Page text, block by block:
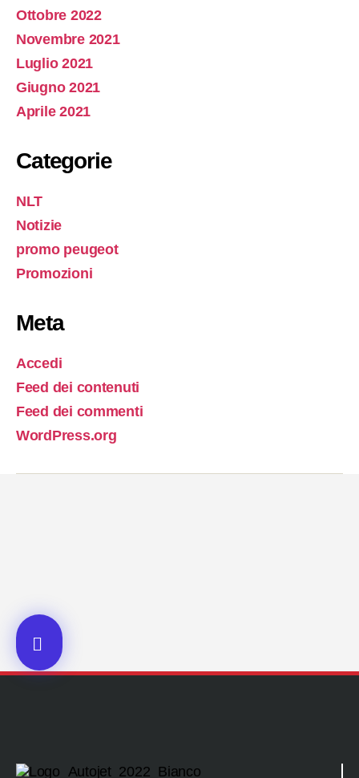
Ottobre 2022
Novembre 2021
Luglio 2021
Giugno 2021
Aprile 2021
Categorie
NLT
Notizie
promo peugeot
Promozioni
Meta
Accedi
Feed dei contenuti
Feed dei commenti
WordPress.org